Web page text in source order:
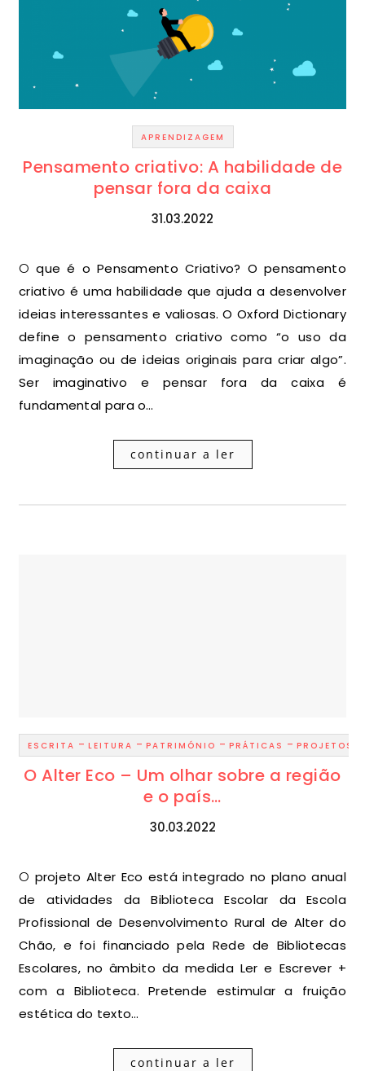
APRENDIZAGEM
Pensamento criativo: A habilidade de
pensar fora da caixa
31.03.2022
O que é o Pensamento Criativo? O pensamento
criativo é uma habilidade que ajuda a desenvolver
ideias interessantes e valiosas. O Oxford Dictionary
define o pensamento criativo como “o uso da
imaginação ou de ideias originais para criar algo”.
Ser imaginativo e pensar fora da caixa é
fundamental para o…
continuar a ler
ESCRITA - LEITURA - PATRIMÓNIO - PRÁTICAS - PROJETOS
O Alter Eco – Um olhar sobre a região
e o país…
30.03.2022
O projeto Alter Eco está integrado no plano anual
de atividades da Biblioteca Escolar da Escola
Profissional de Desenvolvimento Rural de Alter do
Chão, e foi financiado pela Rede de Bibliotecas
Escolares, no âmbito da medida Ler e Escrever +
com a Biblioteca. Pretende estimular a fruição
estética do texto…
continuar a ler